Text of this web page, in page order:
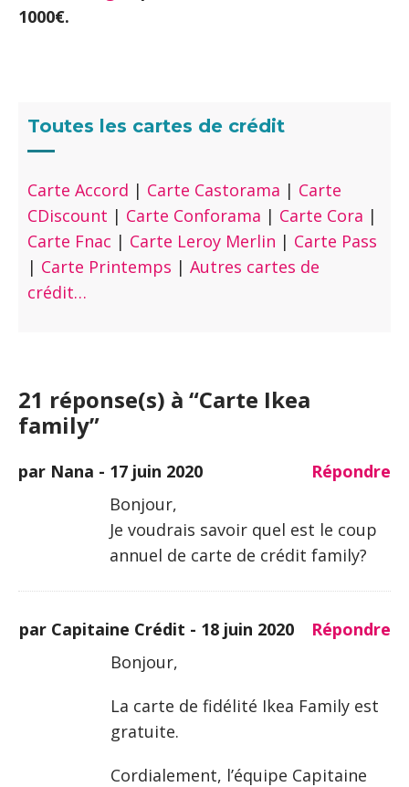
1000€.
Toutes les cartes de crédit
Carte Accord | Carte Castorama | Carte
CDiscount | Carte Conforama | Carte Cora |
Carte Fnac | Carte Leroy Merlin | Carte Pass
| Carte Printemps | Autres cartes de
crédit…
21 réponse(s) à “Carte Ikea
family”
par Nana - 17 juin 2020
Répondre
Bonjour,
Je voudrais savoir quel est le coup
annuel de carte de crédit family?
par Capitaine Crédit - 18 juin 2020
Répondre
Bonjour,
La carte de fidélité Ikea Family est
gratuite.
Cordialement, l’équipe Capitaine